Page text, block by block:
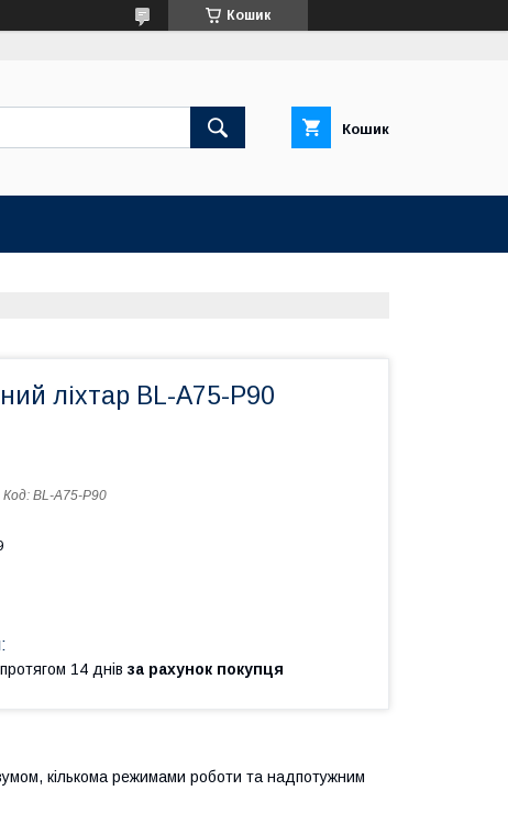
Кошик
Кошик
ліхтар BL-A75-P90
Код: BL-A75-P90
14 днів за рахунок покупця
кількома режимами роботи та надпотужним